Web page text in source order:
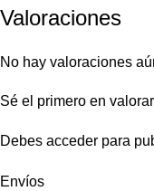
Valoraciones
No hay valoraciones
Sé el primero en
Debes acceder para
Envíos